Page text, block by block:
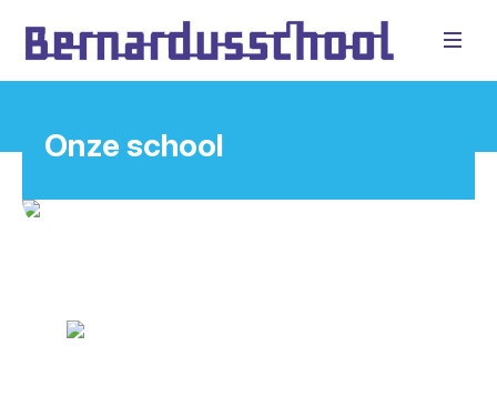
Onze school